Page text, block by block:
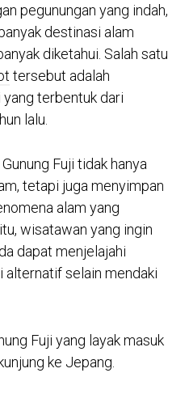
pegunungan yang indah,
destinasi alam
diketahui. Salah satu
tersebut adalah
yang terbentuk dari
lalu.
Fuji tidak hanya
tetapi juga menyimpan
alam yang
wisatawan yang ingin
dapat menjelajahi
selain mendaki
Fuji yang layak masuk
ke Jepang.